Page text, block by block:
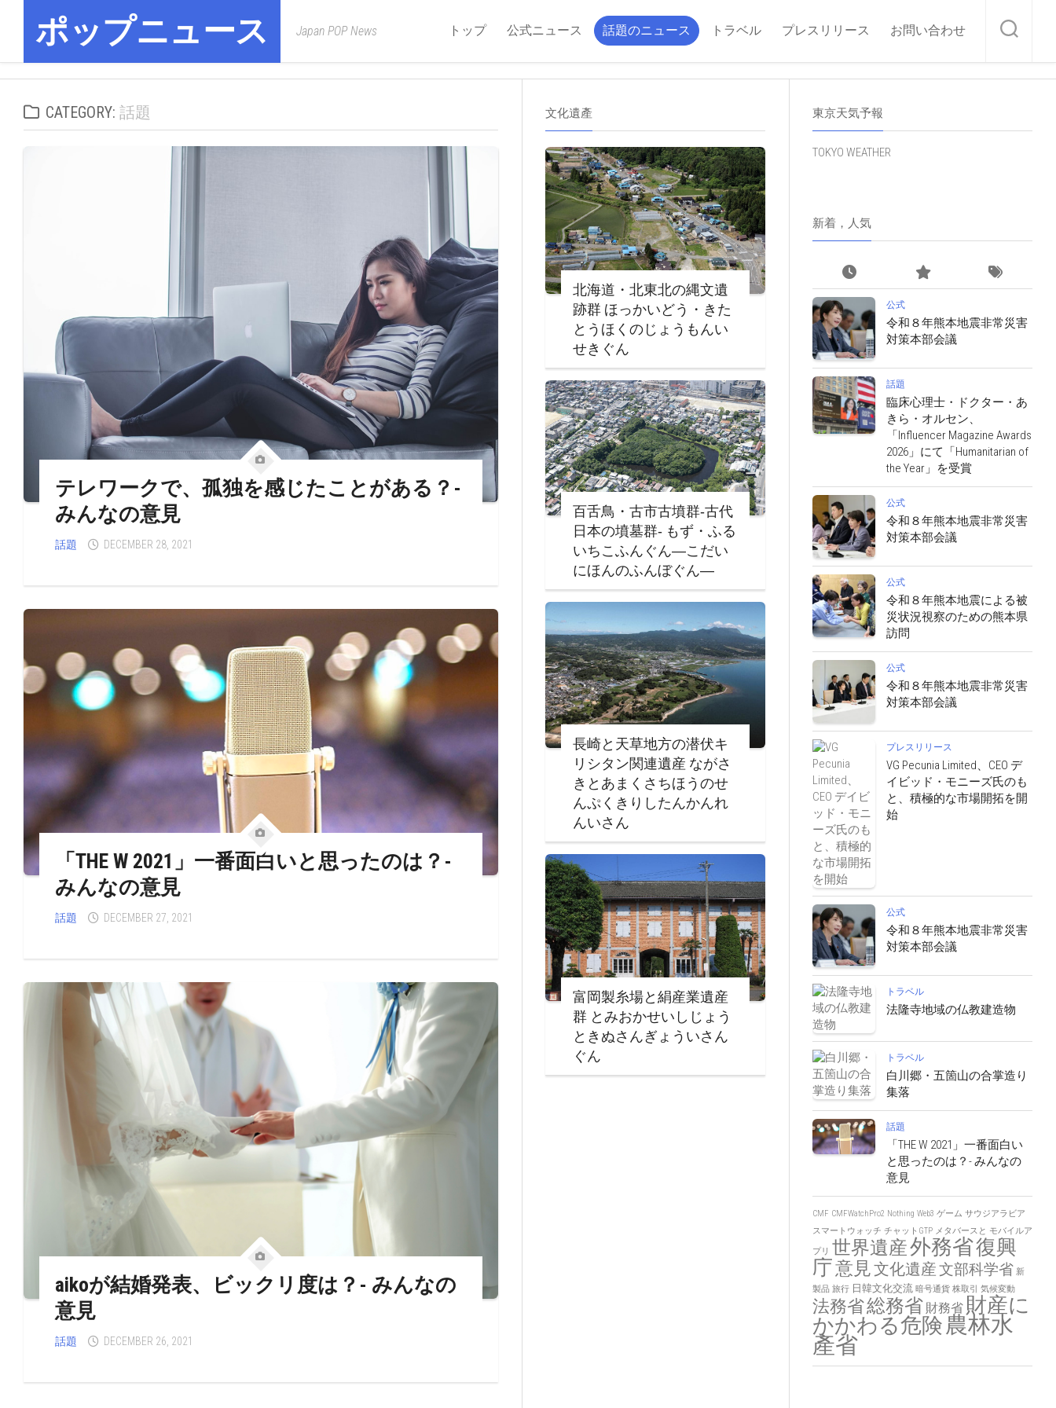
contentポップニュース Japan POP News トップ 公式ニュース 話題のニュース トラベル プレスリリース お問い合わせ
CATEGORY: 話題
テレワークで、孤独を感じたことがある？-
みんなの意見
話題 DECEMBER 28, 2021
「THE W 2021」一番面白いと思ったのは？-
みんなの意見
話題 DECEMBER 27, 2021
aikoが結婚発表、ビックリ度は？- みんなの
意見
話題 DECEMBER 26, 2021
東京天気予報
TOKYO WEATHER
新着，人気
公式
令和８年熊本地震非常災害
対策本部会議
話題
臨床心理士・ドクター・あ
きら・オルセン、
「Influencer Magazine Awards
2026」にて「Humanitarian of
the Year」を受賞
公式
令和８年熊本地震非常災害
対策本部会議
公式
令和８年熊本地震による被
災状況視察のための熊本県
訪問
公式
令和８年熊本地震非常災害
対策本部会議
プレスリリース
VG Pecunia Limited、CEO デ
イビッド・モニーズ氏のも
と、積極的な市場開拓を開
始
公式
令和８年熊本地震非常災害
対策本部会議
トラベル
法隆寺地域の仏教建造物
トラベル
白川郷・五箇山の合掌造り
集落
話題
「THE W 2021」一番面白い
と思ったのは？- みんなの
意見
CMF CMFWatchPro2 Nothing Web3 ゲーム サウジアラビア
スマートウォッチ チャットGTP メタバースと モバイルア
プリ 世界遺産外務省復興
庁意見文化遺産文部科学省 新
製品 旅行 日韓文化交流 暗号通貨 株取引 気候変動
法務省総務省 財務省 財産に
かかわる危険農林水
產省
文化遺產
北海道・北東北の縄文遺
跡群 ほっかいどう・きた
とうほくのじょうもんい
せきぐん
百舌鳥・古市古墳群‐古代
日本の墳墓群‐ もず・ふる
いちこふんぐん―こだい
にほんのふんぼぐん―
長崎と天草地方の潜伏キ
リシタン関連遺産 ながさ
きとあまくさちほうのせ
んぷくきりしたんかんれ
んいさん
富岡製糸場と絹産業遺産
群 とみおかせいしじょう
ときぬさんぎょういさん
ぐん